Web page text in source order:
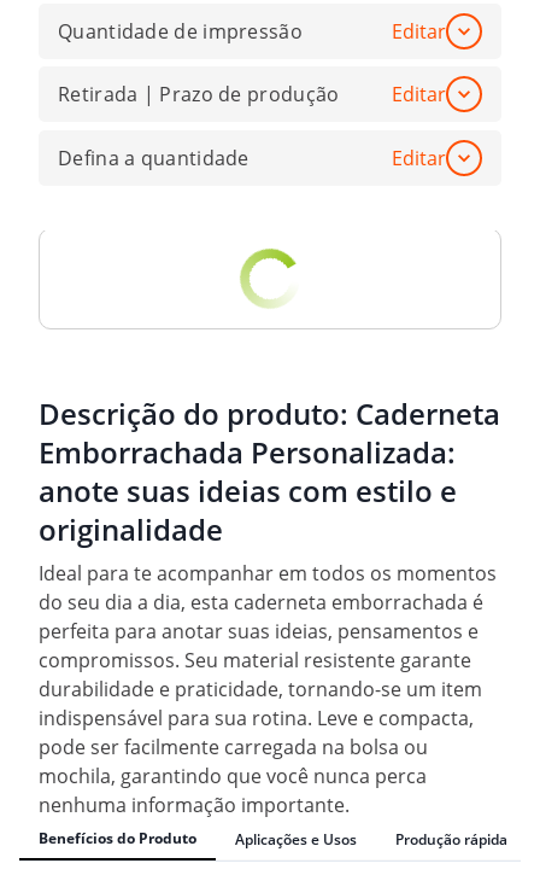
Quantidade de impressão Editar
Retirada | Prazo de produção Editar
Defina a quantidade Editar
Descrição do produto: Caderneta
Emborrachada Personalizada:
anote suas ideias com estilo e
originalidade
Ideal para te acompanhar em todos os momentos
do seu dia a dia, esta caderneta emborrachada é
perfeita para anotar suas ideias, pensamentos e
compromissos. Seu material resistente garante
durabilidade e praticidade, tornando-se um item
indispensável para sua rotina. Leve e compacta,
pode ser facilmente carregada na bolsa ou
mochila, garantindo que você nunca perca
nenhuma informação importante.
Benefícios do Produto Aplicações e Usos Produção rápida